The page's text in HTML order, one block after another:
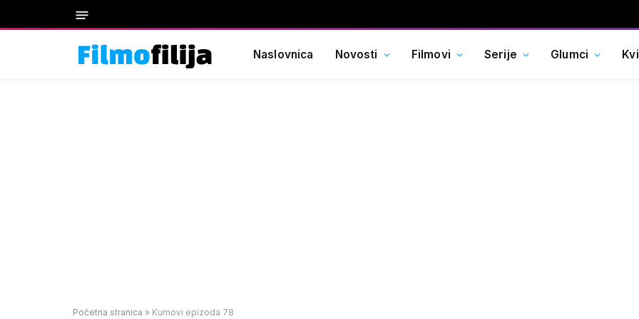
Naslovnica Novosti Filmovi Serije Glumci
Početna stranica » Kumovi epizoda 78